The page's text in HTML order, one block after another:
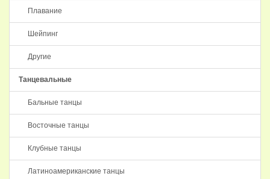
Плавание
Шейпинг
Другие
Танцевальные
Бальные танцы
Восточные танцы
Клубные танцы
Латиноамериканские танцы